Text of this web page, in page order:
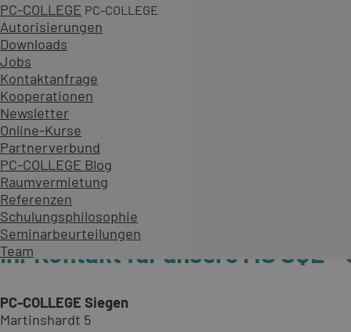
PC-COLLEGE PC-COLLEGE
Autorisierungen
Downloads
Jobs
Kontaktanfrage
Kooperationen
Newsletter
Online-Kurse
Partnerverbund
PC-COLLEGE Blog
Raumvermietung
Referenzen
Schulungsphilosophie
Seminarbeurteilungen
Team
Ihr Kontakt für unsere MS SQL
PC-COLLEGE Siegen
Martinshardt 5